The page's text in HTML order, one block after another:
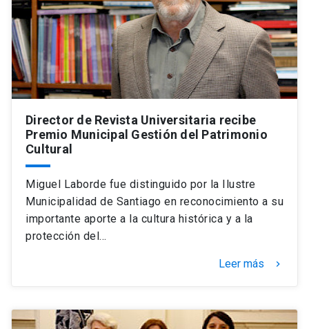
Director de Revista Universitaria recibe
Premio Municipal Gestión del Patrimonio
Cultural
Miguel Laborde fue distinguido por la Ilustre
Municipalidad de Santiago en reconocimiento a su
importante aporte a la cultura histórica y a la
protección del…
Leer más keyboard_arrow_right